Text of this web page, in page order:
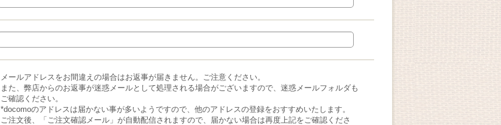
メールアドレスをお間違えの場合はお返事が届きません。ご注意ください。
また、弊店からのお返事が迷惑メールとして処理される場合がございますので、迷惑メールフォルダも
ご確認ください。
*docomoのアドレスは届かない事が多いようですので、他のアドレスの登録をおすすめいたします。
ご注文後、「ご注文確認メール」が自動配信されますので、届かない場合は再度上記をご確認くださ